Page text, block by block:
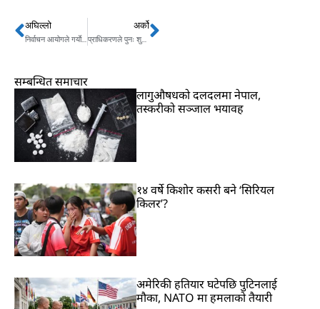
Prev
अघिल्लो
निर्वाचन आयोगले गर्याे अर्थमन्त्रीसँग छलफल
अर्को
प्राधिकरणले पुनः शुरु गर्‍यो वितरण प्रमुखसँग कार्यसम्पादन करार सम्झौता Next
सम्बन्धित समाचार
लागुऔषधको दलदलमा नेपाल,
तस्करीको सञ्जाल भयावह
१४ वर्षे किशोर कसरी बने ‘सिरियल
किलर’?
अमेरिकी हतियार घटेपछि पुटिनलाई
मौका, NATO मा हमलाको तैयारी